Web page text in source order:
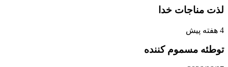
لذت مناجات خدا
4 هفته پیش
توطئه مسموم کننده